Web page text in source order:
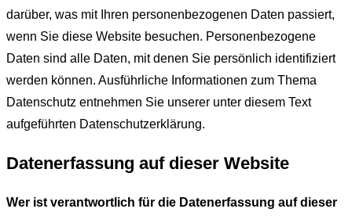
darüber, was mit Ihren personenbezogenen Daten passiert,
wenn Sie diese Website besuchen. Personenbezogene
Daten sind alle Daten, mit denen Sie persönlich identifiziert
werden können. Ausführliche Informationen zum Thema
Datenschutz entnehmen Sie unserer unter diesem Text
aufgeführten Datenschutzerklärung.
Datenerfassung auf dieser Website
Wer ist verantwortlich für die Datenerfassung auf dieser